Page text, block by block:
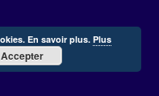
En savoir plus.Plus
Accepter